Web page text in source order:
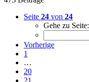
Seite 24 von 24
Gehe zu Seite:
Vorherige
1
…
20